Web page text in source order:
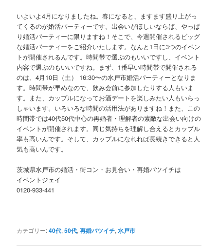
いよいよ4月になりましたね。春になると、ますます盛り上がっ
てくるのが婚活パーティーです。出会いがほしいならば、やっぱ
り婚活パーティーに限りますね！そこで、今週開催されるビッグ
な婚活パーティーをご紹介いたします。なんと1日に3つのイベン
トが開催されるんです。時間帯で選ぶのもいいですし、イベント
内容で選ぶのもいいですね。まず、1番早い時間帯で開催される
のは、4月10日（土） 16:30〜の水戸市婚活パーティーとなりま
す。時間帯が早めなので、飲み会前に参加したりする人もいま
す。また、カップルになってお酒デートを楽しみたい人もいらっ
しゃいます。いろいろな時間の活用法がありますね！また、この
時間帯では40代50代中心の再婚者・理解者の素敵な出会い向けの
イベントが開催されます。同じ気持ちを理解し合えるとカップル
率も高いんです。そして、カップルになれれば長続きできると人
気も高いんです。
茨城県水戸市の婚活・街コン・お見合い・再婚バツイチは
イベントジェイ
0120-933-441
カテゴリー:40代,50代,再婚バツイチ,水戸市